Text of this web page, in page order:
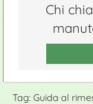
Chi
Tag: Guida al